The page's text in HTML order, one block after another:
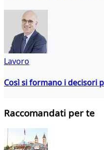
Lavoro
Così si formano i decisori
Raccomandati per te